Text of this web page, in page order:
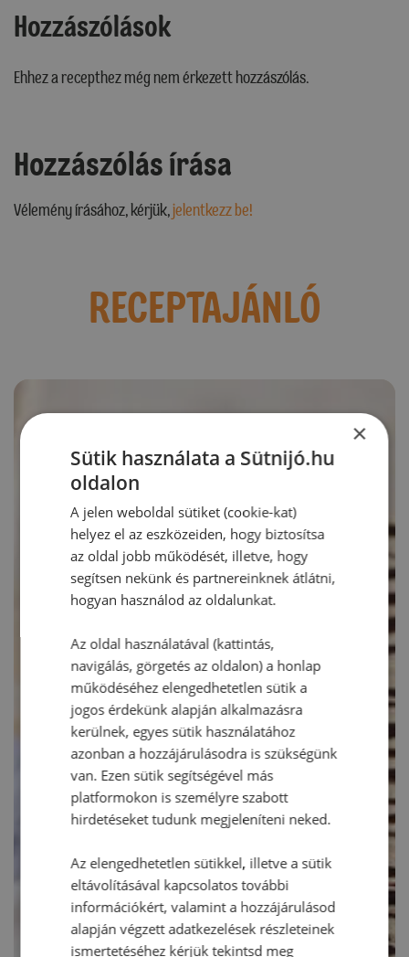
Hozzászólások
Ehhez a recepthez még nem érkezett hozzászólás.
Hozzászólás írása
Vélemény írásához, kérjük,jelentkezz be!
RECEPTAJÁNLÓ
×
Sütik használata a Sütnijó.hu
oldalon
A jelen weboldal sütiket (cookie-kat)
helyez el az eszközeiden, hogy biztosítsa
az oldal jobb működését, illetve, hogy
segítsen nekünk és partnereinknek átlátni,
hogyan használod az oldalunkat.
Az oldal használatával (kattintás,
navigálás, görgetés az oldalon) a honlap
működéséhez elengedhetetlen sütik a
jogos érdekünk alapján alkalmazásra
kerülnek, egyes sütik használatához
azonban a hozzájárulásodra is szükségünk
van. Ezen sütik segítségével más
platformokon is személyre szabott
hirdetéseket tudunk megjeleníteni neked.
Az elengedhetetlen sütikkel, illetve a sütik
eltávolításával kapcsolatos további
információkért, valamint a hozzájárulásod
alapján végzett adatkezelések részleteinek
ismertetéséhez kérjük tekintsd meg